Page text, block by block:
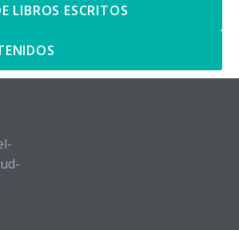
LIBROS ESCRITOS